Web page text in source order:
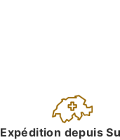
Expédition depuis